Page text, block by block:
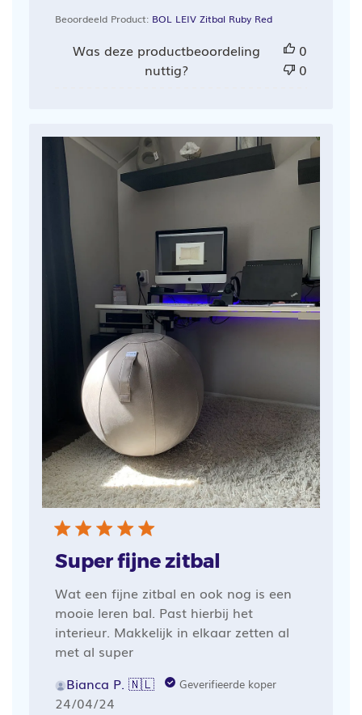
Beoordeeld Product: BOL LEIV Zitbal Ruby Red
Was deze productbeoordeling
nuttig?
0
0
Super fijne zitbal
Wat een fijne zitbal en ook nog is een
mooie leren bal. Past hierbij het
interieur. Makkelijk in elkaar zetten al
met al super
Bianca P. 🇳🇱
Geverifieerde koper
Publicatiedatum
24/04/24